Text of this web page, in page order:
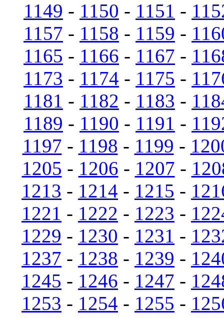
1149 - 1150 - 1151 -
1157 - 1158 - 1159 -
1165 - 1166 - 1167 -
1173 - 1174 - 1175 -
1181 - 1182 - 1183 -
1189 - 1190 - 1191 -
1197 - 1198 - 1199 -
1205 - 1206 - 1207 -
1213 - 1214 - 1215 -
1221 - 1222 - 1223 -
1229 - 1230 - 1231 -
1237 - 1238 - 1239 -
1245 - 1246 - 1247 -
1253 - 1254 - 1255 -